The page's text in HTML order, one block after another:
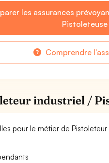
les assurances
Comprendre
industriel /
pour le métier de